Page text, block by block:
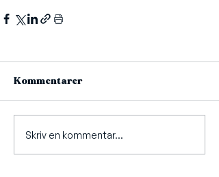
Kommentarer
Skriv en kommentar...